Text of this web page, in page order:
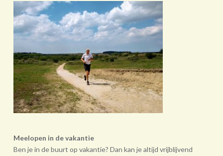
Meelopen in de vakantie
Ben je in de buurt op vakantie? Dan kan je altijd vrijblijvend